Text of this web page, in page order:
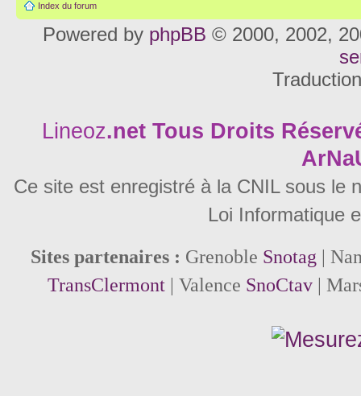
Index du forum
Powered by phpBB © 2000, 2002,
Lineoz.net Tous Droits
Ce site est enregistré à la CNIL sous le
Loi Informatique
Sites partenaires : Grenoble Snotag |
TransClermont| Valence SnoCtav|